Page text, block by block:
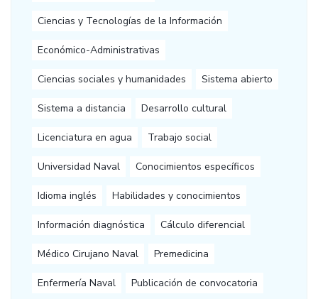
Ciencias y Tecnologías de la Información
Económico-Administrativas
Ciencias sociales y humanidades Sistema abierto
Sistema a distancia Desarrollo cultural
Licenciatura en agua Trabajo social
Universidad Naval Conocimientos específicos
Idioma inglés Habilidades y conocimientos
Información diagnóstica Cálculo diferencial
Médico Cirujano Naval Premedicina
Enfermería Naval Publicación de convocatoria